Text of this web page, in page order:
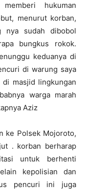
hukuman
menurut korban,
nya sudah dibobol
bungkus rokok.
keduanya di
di warung saya
masjid lingkungan
warga marah
Aziz
ke Polsek Mojoroto,
. korban berharap
untuk berhenti
kepolisian dan
pencuri ini juga